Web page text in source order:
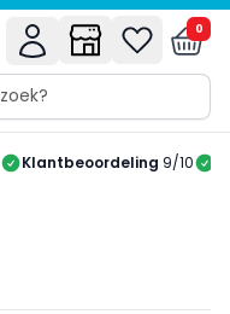
0
Klantbeoordeling 9/10